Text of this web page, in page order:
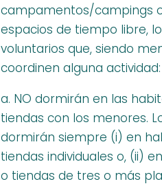
campamentos/campings
espacios de tiempo libre,
voluntarios que, siendo
coordinen alguna actividad:
a. NO dormirán en las
tiendas con los menores.
dormirán siempre (i) en
tiendas individuales o, (ii)
o tiendas de tres o más